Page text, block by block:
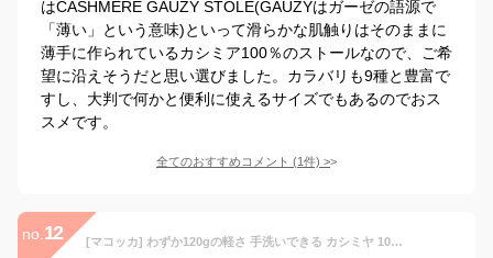
はCASHMERE GAUZY STOLE(GAUZYはガーゼの語源で
「薄い」という意味)といって滑らかな肌触りはそのままに
薄手に作られているカシミア100％のストールなので、ご希
望に沿えそうだと思い選びました。カラバリも9種と豊富で
すし、大判で何かと便利に使えるサイズでもあるのでおス
スメです。
全てのおすすめコメント (1件) >
no. 12 [マコッカ] わずか120gの軽さ 手洗いできる カシミヤ 100% 生カシミヤストール グレー 204cm×102cm カシミア 大判 レディース メンズ ユニセックス 洗濯 チェック チェック柄